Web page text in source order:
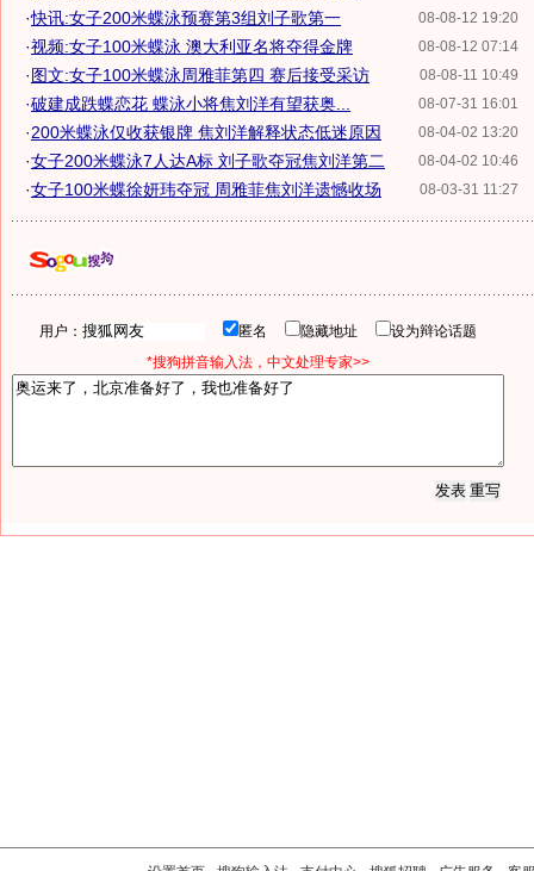
08-08-12 19:20
·快讯:女子200米蝶泳预赛第3组刘子歌第一
08-08-12 07:14
·视频:女子100米蝶泳 澳大利亚名将夺得金牌
08-08-11 10:49
·图文:女子100米蝶泳周雅菲第四 赛后接受采访
08-07-31 16:01
·破建成跌蝶恋花 蝶泳小将焦刘洋有望获奥...
08-04-02 13:20
·200米蝶泳仅收获银牌 焦刘洋解释状态低迷原因
08-04-02 10:46
·女子200米蝶泳7人达A标 刘子歌夺冠焦刘洋第二
08-03-31 11:27
·女子100米蝶徐妍玮夺冠 周雅菲焦刘洋遗憾收场
用户： 匿名 隐藏地址
设为辩论话题
*搜狗拼音输入法，中文处理专家>>